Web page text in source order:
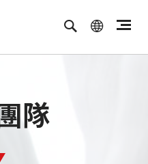
隊